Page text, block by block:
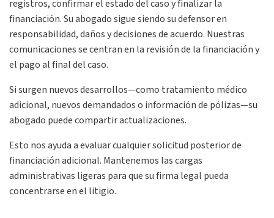
registros, confirmar el estado del caso y finalizar la
financiación. Su abogado sigue siendo su defensor en
responsabilidad, daños y decisiones de acuerdo. Nuestras
comunicaciones se centran en la revisión de la financiación y
el pago al final del caso.
Si surgen nuevos desarrollos—como tratamiento médico
adicional, nuevos demandados o información de pólizas—su
abogado puede compartir actualizaciones.
Esto nos ayuda a evaluar cualquier solicitud posterior de
financiación adicional. Mantenemos las cargas
administrativas ligeras para que su firma legal pueda
concentrarse en el litigio.